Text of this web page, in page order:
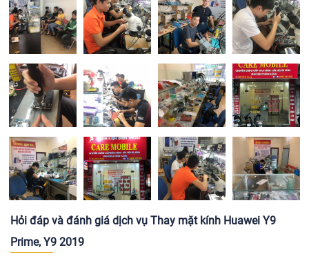
Hỏi đáp và đánh giá dịch vụ Thay mặt kính Huawei Y9
Prime, Y9 2019